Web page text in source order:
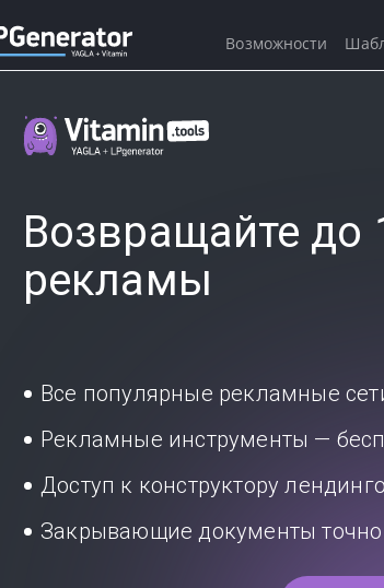
Возвращайте до
рекламы
Все популярные рекламные
Рекламные инструменты —
Доступ к конструктору
Закрывающие документы точно
Возможности